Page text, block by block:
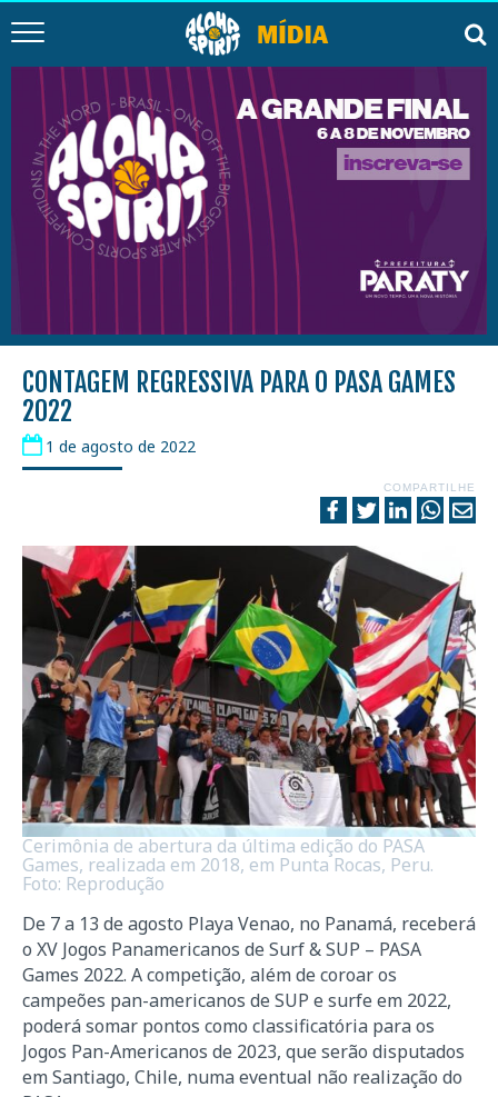
CONTAGEM REGRESSIVA PARA O PASA GAMES
2022
1 de agosto de 2022
COMPARTILHE
Cerimônia de abertura da última edição do PASA
Games, realizada em 2018, em Punta Rocas, Peru.
Foto: Reprodução
De 7 a 13 de agosto Playa Venao, no Panamá, receberá
o XV Jogos Panamericanos de Surf & SUP – PASA
Games 2022. A competição, além de coroar os
campeões pan-americanos de SUP e surfe em 2022,
poderá somar pontos como classificatória para os
Jogos Pan-Americanos de 2023, que serão disputados
em Santiago, Chile, numa eventual não realização do